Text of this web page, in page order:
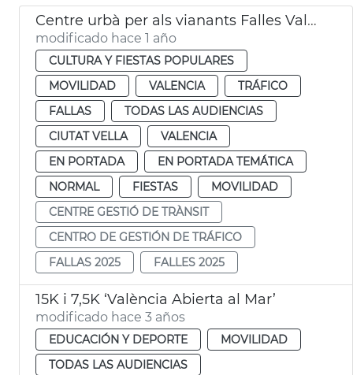
Centre urbà per als vianants Falles València 2025
modificado hace 1 año
CULTURA Y FIESTAS POPULARES
MOVILIDAD
VALENCIA
TRÁFICO
FALLAS
TODAS LAS AUDIENCIAS
CIUTAT VELLA
VALENCIA
EN PORTADA
EN PORTADA TEMÁTICA
NORMAL
FIESTAS
MOVILIDAD
CENTRE GESTIÓ DE TRÀNSIT
CENTRO DE GESTIÓN DE TRÁFICO
FALLAS 2025
FALLES 2025
15K i 7,5K ‘València Abierta al Mar’
modificado hace 3 años
EDUCACIÓN Y DEPORTE
MOVILIDAD
TODAS LAS AUDIENCIAS